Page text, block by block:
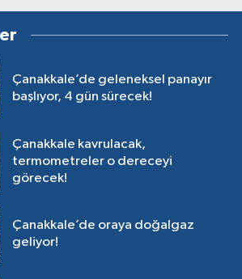
Çanakkale’de geleneksel panayır
başlıyor, 4 gün sürecek!
Çanakkale kavrulacak,
termometreler o dereceyi
görecek!
Çanakkale’de oraya doğalgaz
geliyor!